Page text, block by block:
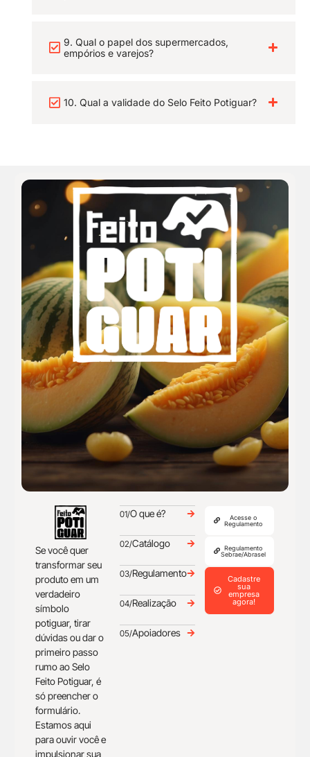
9. Qual o papel dos supermercados,
empórios e varejos?
10. Qual a validade do Selo Feito Potiguar?
Se você quer
transformar seu
produto em um
verdadeiro
símbolo
potiguar, tirar
dúvidas ou dar o
primeiro passo
rumo ao Selo
Feito Potiguar, é
só preencher o
formulário.
Estamos aqui
para ouvir você e
impulsionar sua
01/O que é?
02/Catálogo
03/Regulamento
04/Realização
05/Apoiadores
Acesse o
Regulamento
Regulamento
Sebrae/Abrasel
Cadastre
sua
empresa
agora!